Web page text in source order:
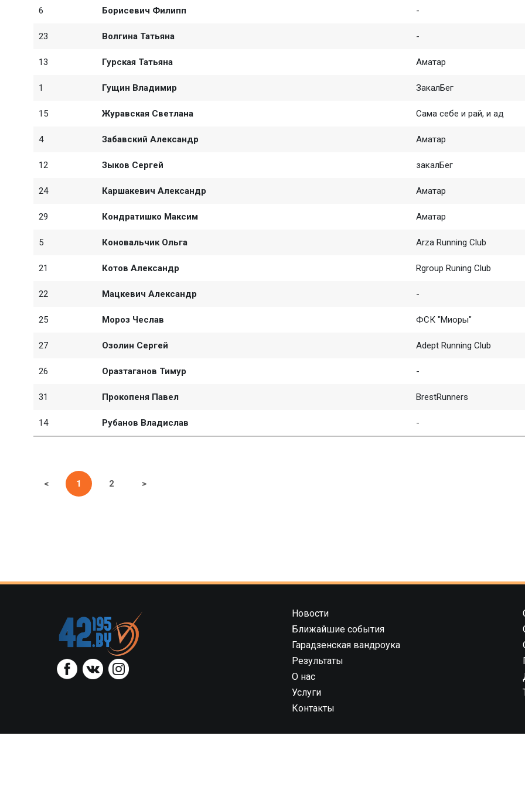
6 Борисевич Филипп -
23 Волгина Татьяна -
13 Гурская Татьяна Аматар
1 Гущин Владимир ЗакалБег
15 Журавская Светлана Сама себе и рай, и ад
4 Забавский Александр Аматар
12 Зыков Сергей закалБег
24 Каршакевич Александр Аматар
29 Кондратишко Максим Аматар
5 Коновальчик Ольга Arza Running Club
21 Котов Александр Rgroup Runing Club
22 Мацкевич Александр -
25 Мороз Чеслав ФСК "Миоры"
27 Озолин Сергей Adept Running Club
26 Оразтаганов Тимур -
31 Прокопеня Павел BrestRunners
14 Рубанов Владислав -
< 1 2 >
Новости
Ближайшие события
Гарадзенская вандроука
Результаты
О нас
Услуги
Контакты